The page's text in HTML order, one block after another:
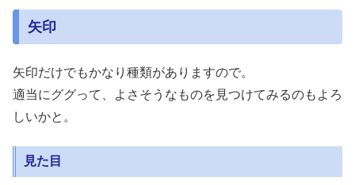
矢印
矢印だけでもかなり種類がありますので。
適当にググって、よさそうなものを見つけてみるのもよろ
しいかと。
見た目